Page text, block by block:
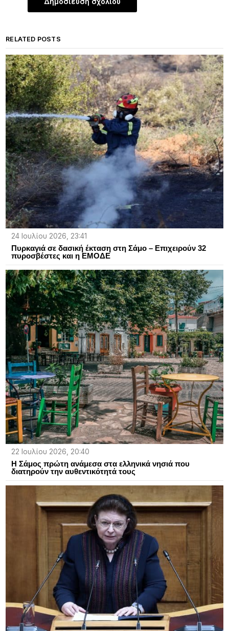
RELATED POSTS
24 Ιουλίου 2026, 23:41
Πυρκαγιά σε δασική έκταση στη Σάμο – Επιχειρούν 32
πυροσβέστες και η ΕΜΟΔΕ
22 Ιουλίου 2026, 20:40
Η Σάμος πρώτη ανάμεσα στα ελληνικά νησιά που
διατηρούν την αυθεντικότητά τους